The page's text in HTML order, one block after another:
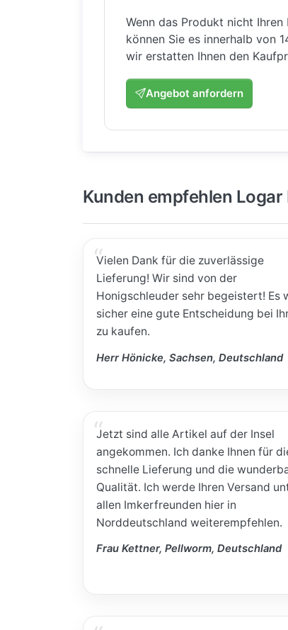
Wenn das Produkt nicht
können Sie es innerhalb von
wir erstatten Ihnen den
Angebot anfordern
Kunden empfehlen
Vielen Dank für die zuverlässige
Lieferung! Wir sind von der
Honigschleuder sehr begeistert! Es
sicher eine gute Entscheidung bei
zu kaufen.
Herr Hönicke, Sachsen, Deutschland
Jetzt sind alle Artikel auf der Insel
angekommen. Ich danke Ihnen für
schnelle Lieferung und die
Qualität. Ich werde Ihren Versand
allen Imkerfreunden hier in
Norddeutschland weiterempfehlen.
Frau Kettner, Pellworm, Deutschland